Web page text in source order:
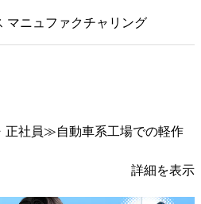
マニュファクチャリング
正社員≫自動車系工場での軽作
詳細を表示